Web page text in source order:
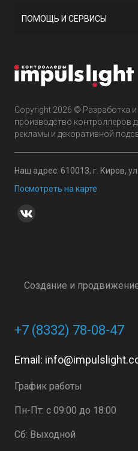
Copyright 2026 © Разработка и
производство контроллеров
рекламы и декоративной
Наш адрес: 610013, г. Киров,
Посмотреть на карте
Создание и
ПОМОЩЬ И СЕРВИСЫ
+7 (8332) 78-08-47
Email:
График работы
Пн-Пт: с 09:00 до 18:00
Сб: Выходной